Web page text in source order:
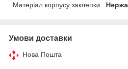
Матеріал корпусу заклепки
Умови доставки
Нова Пошта